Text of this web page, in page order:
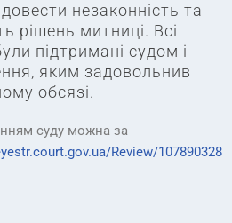
незаконність та
рішень митниці. Всі
підтримані судом і
яким задовольнив
обсязі.
суду можна за
Review/107890328